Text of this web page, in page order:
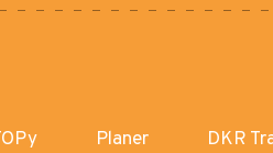
Planer DKR